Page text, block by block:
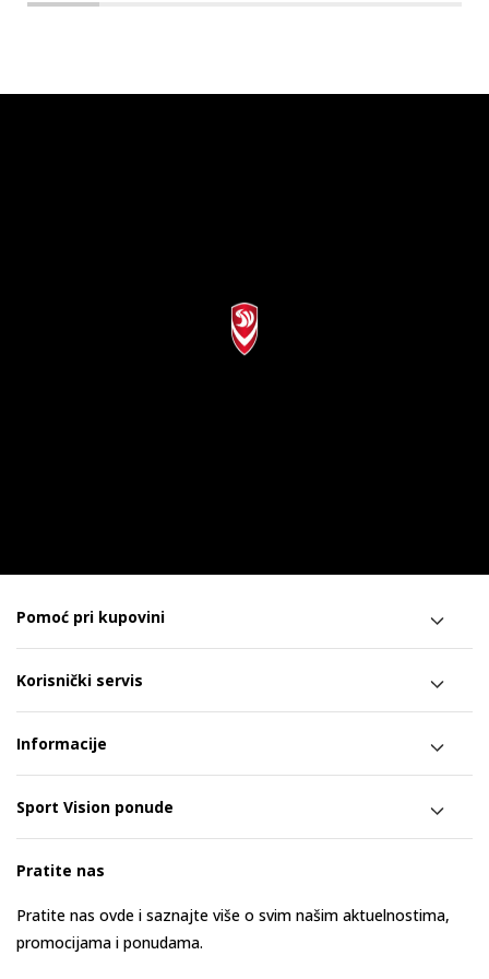
Pomoć pri kupovini
Korisnički servis
Informacije
Sport Vision ponude
Pratite nas
Pratite nas ovde i saznajte više o svim našim aktuelnostima,
promocijama i ponudama.